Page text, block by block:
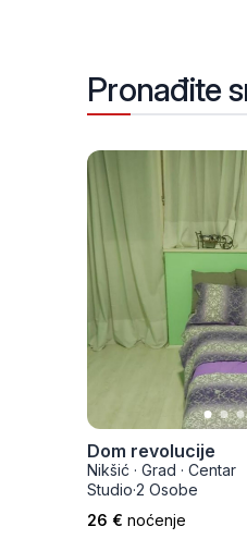
Pronađite
Dom revolucije
Nikšić · Grad · Centar
Studio·2 Osobe
26 € noćenje